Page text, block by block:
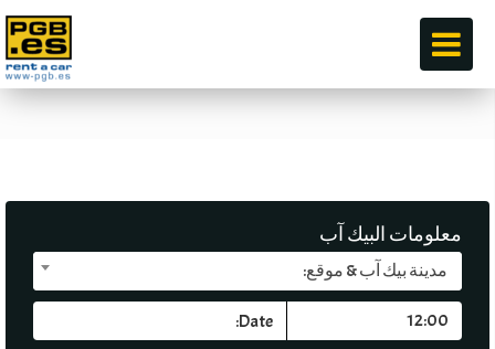
معلومات البيك آب
مدينة بيك آب & موقع: